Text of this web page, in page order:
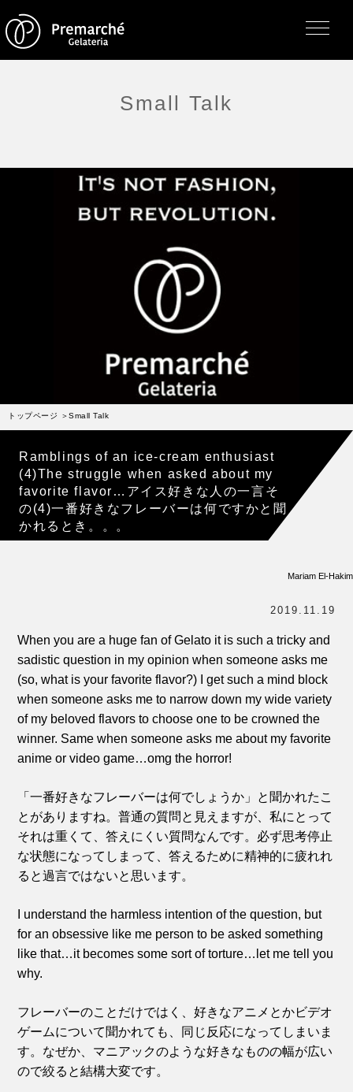
ジェラートについて
直営店・支店・分店
なぜジェラート作りを始めたのか？
プレマルシェジェラテリアについて
ジェラートの機能性や素材について
Small Talk
トップページ Small Talk
Ramblings of an ice-cream enthusiast
(4)The struggle when asked about my
favorite flavor…アイス好きな人の一言そ
の(4)一番好きなフレーバーは何ですかと聞
かれるとき。。。
Mariam El-Hakim
2019.11.19
When you are a huge fan of Gelato it is such a tricky and
sadistic question in my opinion when someone asks me
(so, what is your favorite flavor?) I get such a mind block
when someone asks me to narrow down my wide variety
of my beloved flavors to choose one to be crowned the
winner. Same when someone asks me about my favorite
anime or video game…omg the horror!
「一番好きなフレーバーは何でしょうか」と聞かれたこ
とがありますね。普通の質問と見えますが、私にとって
それは重くて、答えにくい質問なんです。必ず思考停止
な状態になってしまって、答えるために精神的に疲れれ
ると過言ではないと思います。
I understand the harmless intention of the question, but
for an obsessive like me person to be asked something
like that…it becomes some sort of torture…let me tell you
why.
フレーバーのことだけではく、好きなアニメとかビデオ
ゲームについて聞かれても、同じ反応になってしまいま
す。なぜか、マニアックのような好きなものの幅が広い
ので絞ると結構大変です。